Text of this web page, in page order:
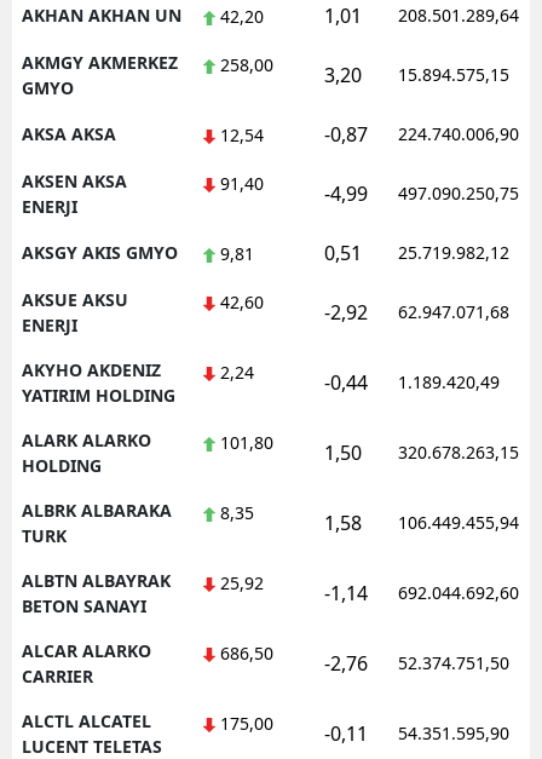
Niğde
Ordu
Rize
Sinop
Sivas
Trabzon
Uşak
AKHAN AKHAN UN 42,20 1,01 208.501.289,64
AKMGY AKMERKEZ
GMYO
258,00 3,20 15.894.575,15
AKSA AKSA 12,54 -0,87 224.740.006,90
AKSEN AKSA
ENERJI
91,40 -4,99 497.090.250,75
AKSGY AKIS GMYO 9,81 0,51 25.719.982,12
AKSUE AKSU
ENERJI
42,60 -2,92 62.947.071,68
AKYHO AKDENIZ
YATIRIM HOLDING
2,24 -0,44 1.189.420,49
ALARK ALARKO
HOLDING
101,80 1,50 320.678.263,15
ALBRK ALBARAKA
TURK
8,35 1,58 106.449.455,94
ALBTN ALBAYRAK
BETON SANAYI
25,92 -1,14 692.044.692,60
ALCAR ALARKO
CARRIER
686,50 -2,76 52.374.751,50
ALCTL ALCATEL
LUCENT TELETAS
175,00 -0,11 54.351.595,90